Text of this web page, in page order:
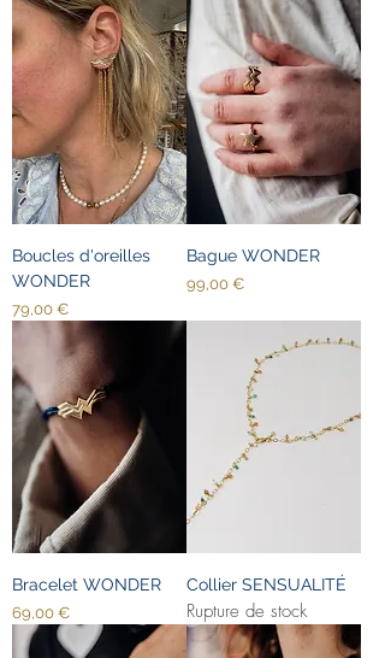
Boucles d'oreilles
WONDER
Prix
79,00 €
Bague WONDER
Prix
99,00 €
Bracelet WONDER
Prix
69,00 €
Collier SENSUALITÉ
Rupture de stock